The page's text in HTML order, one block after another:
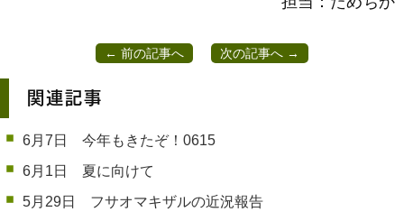
← 前の記事へ 次の記事へ →
関連記事
6月7日 今年もきたぞ！0615
6月1日 夏に向けて
5月29日 フサオマキザルの近況報告